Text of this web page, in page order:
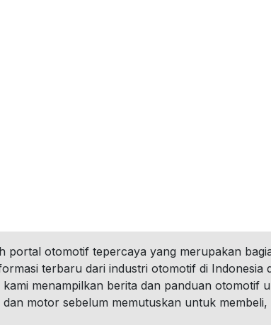
portal otomotif tepercaya yang merupakan
terbaru dari industri otomotif di Indonesia
kami menampilkan berita dan panduan otomotif
dan motor sebelum memutuskan untuk membeli,